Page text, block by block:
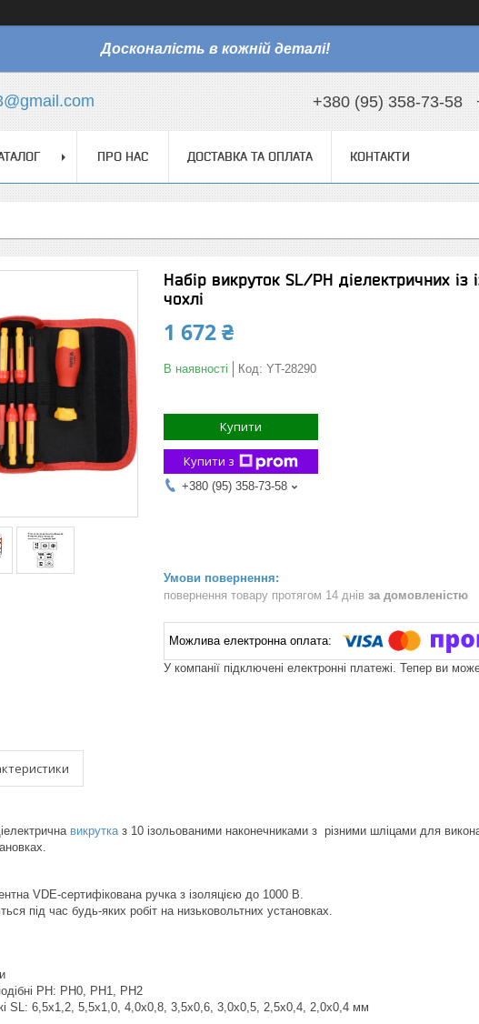
Досконалість в кожній деталі!
+380 (95) 358-73-58
ПРО НАС ДОСТАВКА ТА ОПЛАТА КОНТАКТИ
Набір викруток SL/PH діелектричних
чохлі
1 672 ₴
В наявності Код: YT-28290
Купити
Купити з
+380 (95) 358-73-58
повернення товару протягом 14 днів за домовленістю
У компанії підключені електронні платежі. Тепер ви
викрутказ 10 ізольованими наконечниками з різними шліцами для
VDE-сертифікована ручка з ізоляцією до 1000 В.
під час будь-яких робіт на низьковольтних установках.
PH: PH0, PH1, PH2
SL: 6,5x1,2, 5,5x1,0, 4,0x0,8, 3,5x0,6, 3,0x0,5, 2,5x0,4, 2,0x0,4 мм